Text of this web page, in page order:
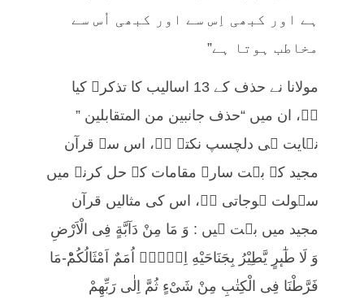
ہے اور کبھی اِس سے اور کبھی اُس سے
مخاطب ہوتا ہے”
مولانا نے حذف کے 13 اسالیب کا تذکرہ کیا
ہے، ان میں “حذف جانبین من المتقابلین ”
نہایت ہی دلچسپ نکتہ ہے، اس سے قرآن
مجید کے بہت سارے مقامات کے حل کرنے میں
سہولت ہوجاتی ہے، اس کی مثالیں قرآن
مجید میں بہت ہیں : وَ مَا مِنْ دَآبَّةٍ فِی الْاَرْضِ
وَ لَا طٰٓىٕرٍ یَّطِیْرُ بِجَنَاحَیْهِ اِلَّاۤ اُمَمٌ اَمْثَالُكُمْؕ-مَا
فَرَّطْنَا فِی الْكِتٰبِ مِنْ شَیْءٍ ثُمَّ اِلٰى رَبِّهِمْ